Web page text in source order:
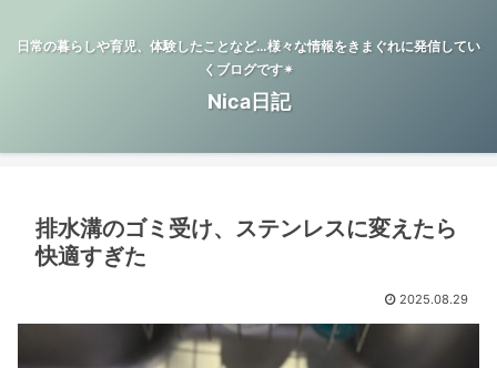
日常の暮らしや育児、体験したことなど…様々な情報をきまぐれに発信してい
くブログです✴︎
Nica日記
排水溝のゴミ受け、ステンレスに変えたら
快適すぎた
2025.08.29